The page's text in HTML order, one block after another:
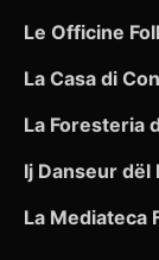
Le Officine
La Casa di
La Foresteria
Ij Danseur dël
La Mediateca